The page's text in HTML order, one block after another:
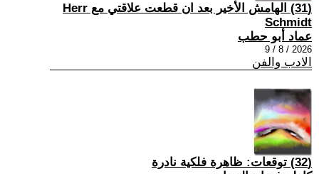
(31) الهامش الأخير بعد ان قطعت علاقتي مع Herr
Schmidt
عماد أبو حطب
2026 / 8 / 9
الادب والفن
(32) توقعات: ظاهرة فلكية نادرة